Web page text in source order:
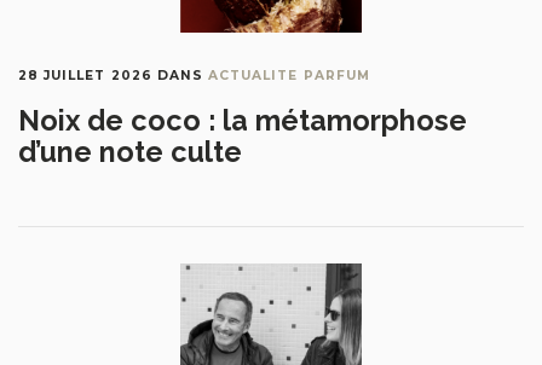
28 JUILLET 2026 DANSACTUALITE PARFUM
Noix de coco : la métamorphose
d’une note culte